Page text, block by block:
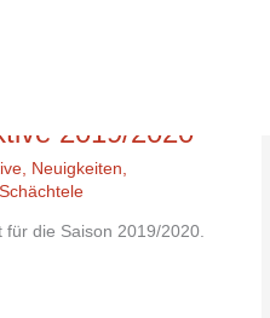
2019/2020
Neuigkeiten
die Saison 2019/2020.